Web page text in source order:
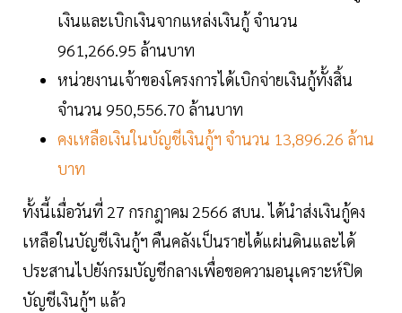
เงินและเบิกเงินจากแหล่งเงินกู้ จำนวน
961,266.95 ล้านบาท
หน่วยงานเจ้าของโครงการได้เบิกจ่ายเงินกู้ทั้งสิ้น
จำนวน 950,556.70 ล้านบาท
คงเหลือเงินในบัญชีเงินกู้ฯ จำนวน 13,896.26 ล้าน
บาท
ทั้งนี้เมื่อวันที่ 27 กรกฎาคม 2566 สบน. ได้นำส่งเงินกู้คง
เหลือในบัญชีเงินกู้ฯ คืนคลังเป็นรายได้แผ่นดินและได้
ประสานไปยังกรมบัญชีกลางเพื่อขอความอนุเคราะห์ปิด
บัญชีเงินกู้ฯ แล้ว